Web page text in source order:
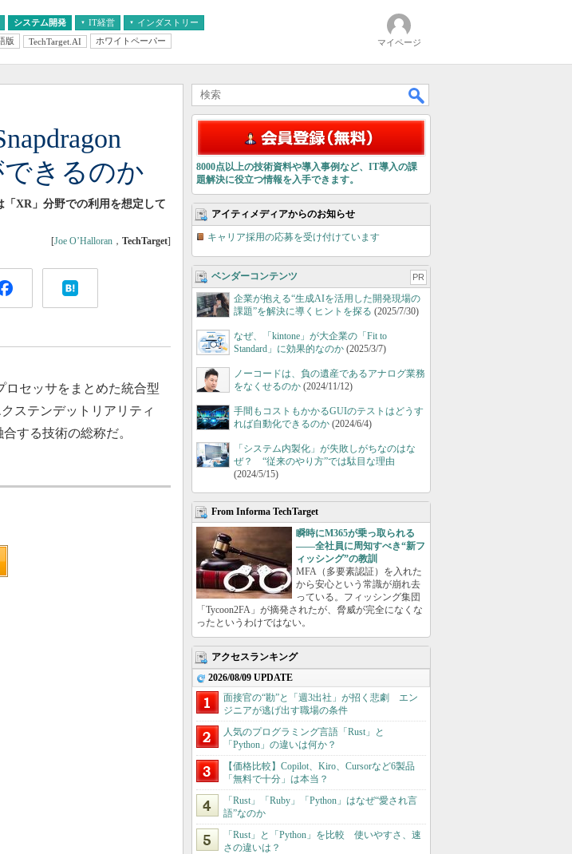
システム開発 IT経営 インダストリー
版 TechTarget.AI ホワイトペーパー マイページ
できるのか
「XR」分野での利用を想定して
[Joe O’Halloran ， TechTarget]
ロセッサをまとめた統合型
ステンデットリアリティ
する技術の総称だ。
8000点以上の技術資料や導入事例など、IT導入の課
題解決に役立つ情報を入手できます。
アイティメディアからのお知らせ
キャリア採用の応募を受け付けています
ベンダーコンテンツ PR
企業が抱える“生成AIを活用した開発現場の
課題”を解決に導くヒントを探る (2025/7/30)
なぜ、「kintone」が大企業の「Fit to
Standard」に効果的なのか (2025/3/7)
ノーコードは、負の遺産であるアナログ業務
をなくせるのか (2024/11/12)
手間もコストもかかるGUIのテストはどうす
れば自動化できるのか (2024/6/4)
「システム内製化」が失敗しがちなのはな
ぜ？ “従来のやり方”では駄目な理由
(2024/5/15)
From Informa TechTarget
瞬時にM365が乗っ取られる
――全社員に周知すべき“新フ
ィッシング”の教訓
MFA（多要素認証）を入れた
から安心という常識が崩れ去
っている。フィッシング集団
「Tycoon2FA」が摘発されたが、脅威が完全になくな
ったというわけではない。
アクセスランキング
2026/08/09 UPDATE
面接官の“勘”と「週3出社」が招く悲劇 エン
ジニアが逃げ出す職場の条件
人気のプログラミング言語「Rust」と
「Python」の違いは何か？
【価格比較】Copilot、Kiro、Cursorなど6製品
「無料で十分」は本当？
「Rust」「Ruby」「Python」はなぜ“愛され言
語”なのか
「Rust」と「Python」を比較 使いやすさ、速
さの違いは？